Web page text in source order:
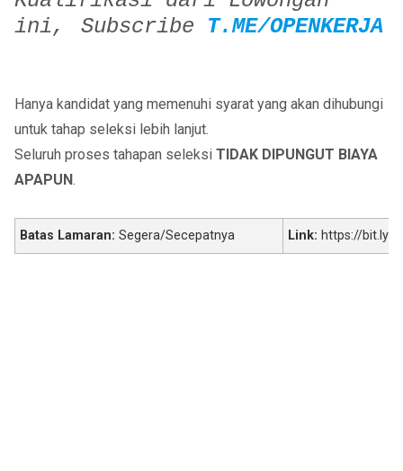
ini,
Subscribe T.ME/OPENKERJA
Hanya kandidat yang memenuhi syarat yang akan dihubungi
untuk tahap seleksi lebih lanjut.
Seluruh proses tahapan seleksi TIDAK DIPUNGUT BIAYA
APAPUN.
Batas Lamaran: Segera/Secepatnya Link: https://bit.ly/